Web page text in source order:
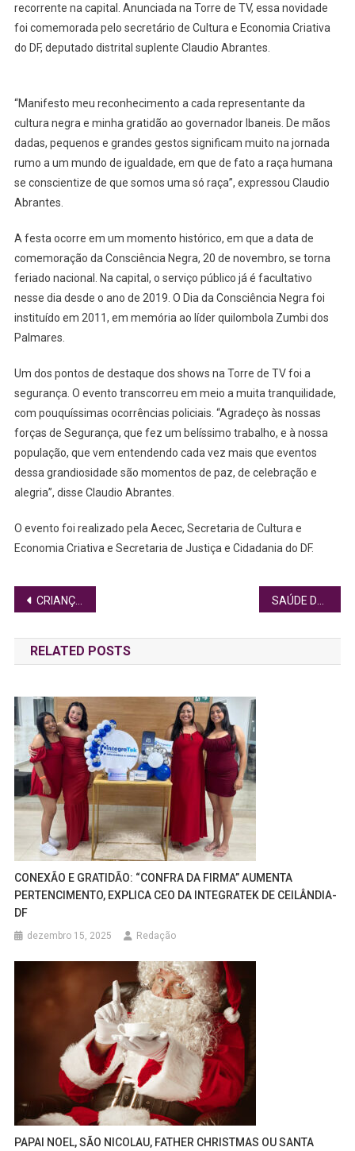
recorrente na capital. Anunciada na Torre de TV, essa novidade
foi comemorada pelo secretário de Cultura e Economia Criativa
do DF, deputado distrital suplente Claudio Abrantes.
“Manifesto meu reconhecimento a cada representante da
cultura negra e minha gratidão ao governador Ibaneis. De mãos
dadas, pequenos e grandes gestos significam muito na jornada
rumo a um mundo de igualdade, em que de fato a raça humana
se conscientize de que somos uma só raça”, expressou Claudio
Abrantes.
A festa ocorre em um momento histórico, em que a data de
comemoração da Consciência Negra, 20 de novembro, se torna
feriado nacional. Na capital, o serviço público já é facultativo
nesse dia desde o ano de 2019. O Dia da Consciência Negra foi
instituído em 2011, em memória ao líder quilombola Zumbi dos
Palmares.
Um dos pontos de destaque dos shows na Torre de TV foi a
segurança. O evento transcorreu em meio a muita tranquilidade,
com pouquíssimas ocorrências policiais. “Agradeço às nossas
forças de Segurança, que fez um belíssimo trabalho, e à nossa
população, que vem entendendo cada vez mais que eventos
dessa grandiosidade são momentos de paz, de celebração e
alegria”, disse Claudio Abrantes.
O evento foi realizado pela Aecec, Secretaria de Cultura e
Economia Criativa e Secretaria de Justiça e Cidadania do DF.
Navegação
de
Post
CRIANÇAS E ADOLESCENTES NEGROS SÃO MAIORIA ENTRE AFASTADOS DE SUAS ORIGENS
RELATED POSTS
CONEXÃO E GRATIDÃO: “CONFRA DA FIRMA” AUMENTA
PERTENCIMENTO, EXPLICA CEO DA INTEGRATEK DE CEILÂNDIA-
DF
dezembro 15, 2025 Redação
PAPAI NOEL, SÃO NICOLAU, FATHER CHRISTMAS OU SANTA